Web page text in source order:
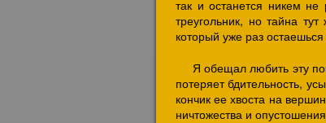
так и останется никем
треугольник, но тайна
который уже раз
Я обещал любить эту
потеряет бдительность,
кончик ее хвоста на
ничтожества и